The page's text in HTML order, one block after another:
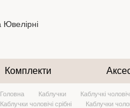
Комплекти
Головна Каблучки
Каблучкі
Каблучки чоловічі срібні
Каблучки